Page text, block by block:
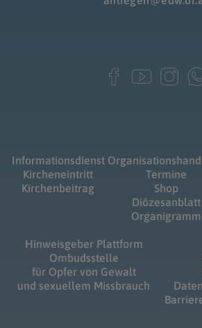
Informationsdienst
Kircheneintritt
Kirchenbeitrag
Termine
Shop
Diözesanblatt
Organigramm
Hinweisgeber Plattform
Ombudsstelle
für Opfer von Gewalt
und sexuellem Missbrauch